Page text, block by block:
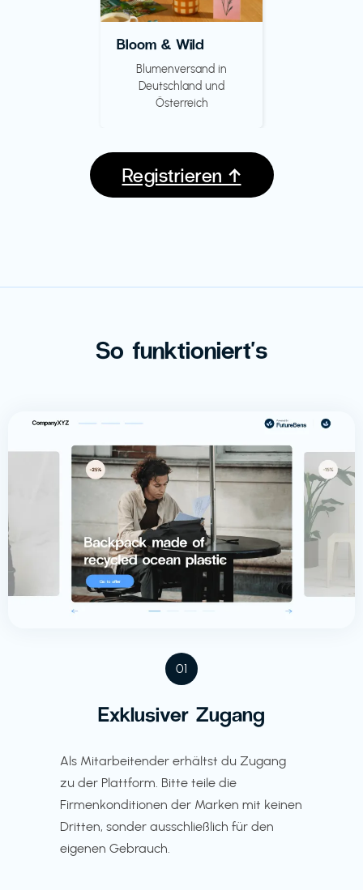
Bloom & Wild
Blumenversand in
Deutschland und
Österreich
Registrieren ↑
So funktioniert's
01
Exklusiver Zugang
Als Mitarbeitender erhältst du Zugang
zu der Plattform. Bitte teile die
Firmenkonditionen der Marken mit keinen
Dritten, sonder ausschließlich für den
eigenen Gebrauch.